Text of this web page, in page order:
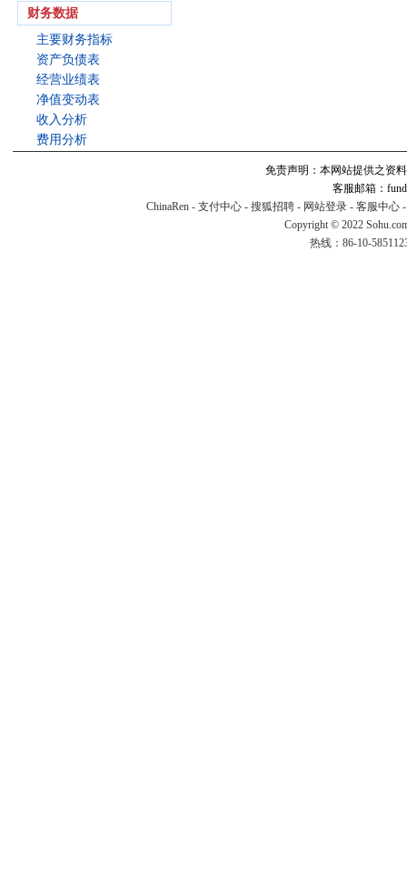
财务数据
主要财务指标
资产负债表
经营业绩表
净值变动表
收入分析
费用分析
免责声明：本网站提供之资
客服邮箱：
ChinaRen - 支付中心 - 搜狐招聘 - 网站登录 - 客服中心
Copyright © 2022
热线：86-10-